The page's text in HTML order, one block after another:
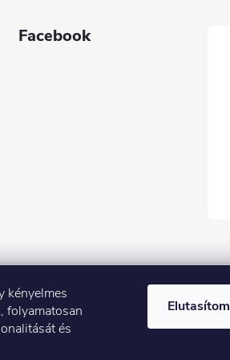
kényelmes
folyamatosan
és
Elutasítom
Facebook
Árak és paraméterek összehasonlítása az Árukeresőn